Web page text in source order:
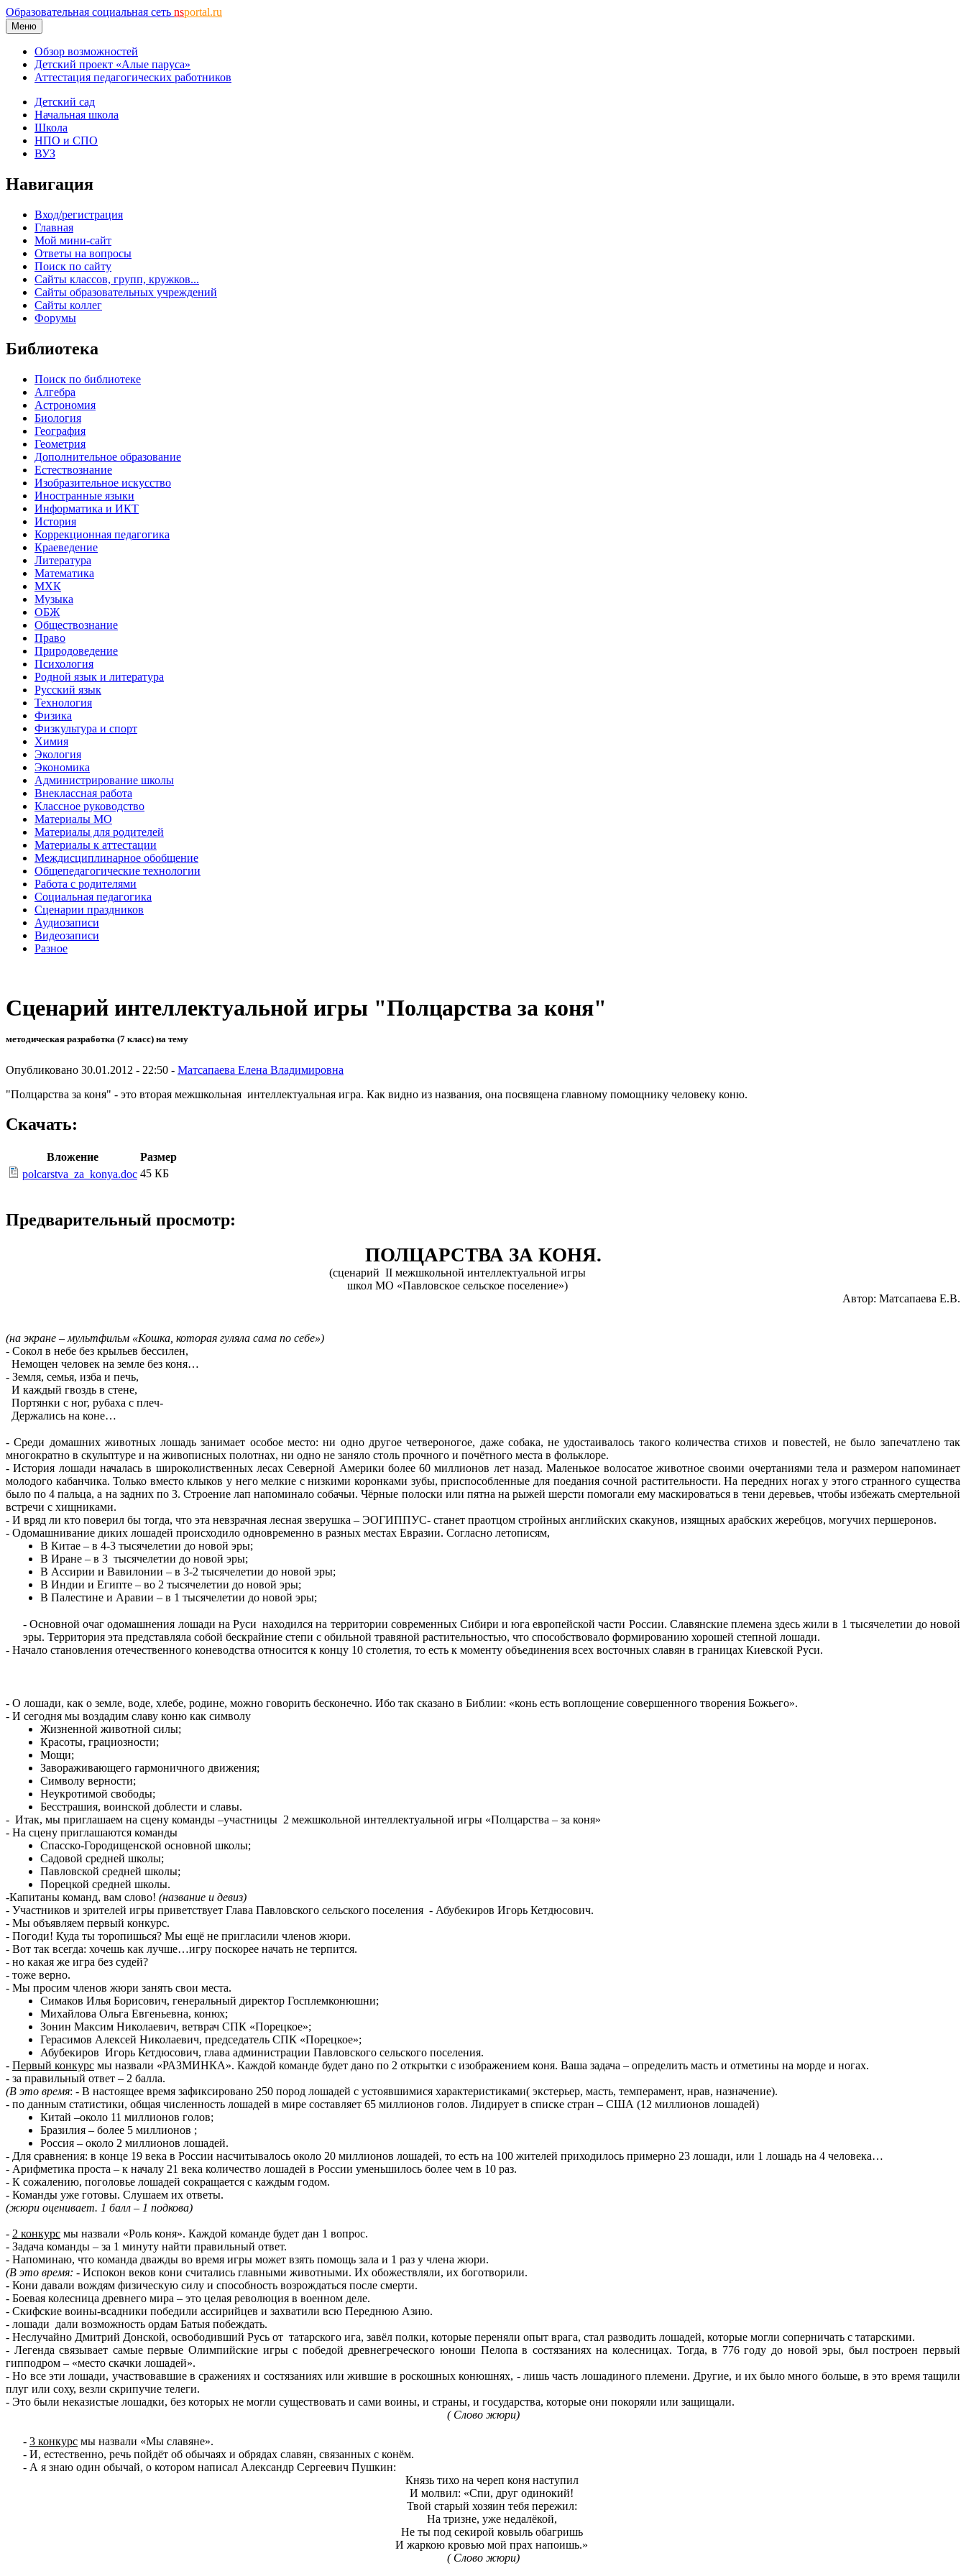
Образовательная социальная сеть nsportal.ru
Меню
Обзор возможностей
Детский проект «Алые паруса»
Аттестация педагогических работников
Детский сад
Начальная школа
Школа
НПО и СПО
ВУЗ
Навигация
Вход/регистрация
Главная
Мой мини-сайт
Ответы на вопросы
Поиск по сайту
Сайты классов, групп, кружков...
Сайты образовательных учреждений
Сайты коллег
Форумы
Библиотека
Поиск по библиотеке
Алгебра
Астрономия
Биология
География
Геометрия
Дополнительное образование
Естествознание
Изобразительное искусство
Иностранные языки
Информатика и ИКТ
История
Коррекционная педагогика
Краеведение
Литература
Математика
МХК
Музыка
ОБЖ
Обществознание
Право
Природоведение
Психология
Родной язык и литература
Русский язык
Технология
Физика
Физкультура и спорт
Химия
Экология
Экономика
Администрирование школы
Внеклассная работа
Классное руководство
Материалы МО
Материалы для родителей
Материалы к аттестации
Междисциплинарное обобщение
Общепедагогические технологии
Работа с родителями
Социальная педагогика
Сценарии праздников
Аудиозаписи
Видеозаписи
Разное
Сценарий интеллектуальной игры "Полцарства за коня"
методическая разработка (7 класс) на тему
Опубликовано 30.01.2012 - 22:50 - Матсапаева Елена Владимировна
"Полцарства за коня" - это вторая межшкольная интеллектуальная игра. Как видно из названия, она посвящена главному помощнику человеку коню.
Скачать:
Вложение
Размер
polcarstva_za_konya.doc 45 КБ
Предварительный просмотр:
ПОЛЦАРСТВА ЗА КОНЯ.
(сценарий II межшкольной интеллектуальной игры
школ МО «Павловское сельское поселение»)
Автор: Матсапаева Е.В.
(на экране – мультфильм «Кошка, которая гуляла сама по себе»)
- Сокол в небе без крыльев бессилен,
Немощен человек на земле без коня…
- Земля, семья, изба и печь,
И каждый гвоздь в стене,
Портянки с ног, рубаха с плеч-
Держались на коне…
- Среди домашних животных лошадь занимает особое место: ни одно другое четвероногое, даже собака, не удостаивалось такого количества стихов и повестей, не было запечатлено так
многократно в скульптуре и на живописных полотнах, ни одно не заняло столь прочного и почётного места в фольклоре.
- История лошади началась в широколиственных лесах Северной Америки более 60 миллионов лет назад. Маленькое волосатое животное своими очертаниями тела и размером напоминает
молодого кабанчика. Только вместо клыков у него мелкие с низкими коронками зубы, приспособленные для поедания сочной растительности. На передних ногах у этого странного существа
было по 4 пальца, а на задних по 3. Строение лап напоминало собачьи. Чёрные полоски или пятна на рыжей шерсти помогали ему маскироваться в тени деревьев, чтобы избежать смертельной
встречи с хищниками.
- И вряд ли кто поверил бы тогда, что эта невзрачная лесная зверушка – ЭОГИППУС- станет праотцом стройных английских скакунов, изящных арабских жеребцов, могучих першеронов.
- Одомашнивание диких лошадей происходило одновременно в разных местах Евразии. Согласно летописям,
В Китае – в 4-3 тысячелетии до новой эры;
В Иране – в 3 тысячелетии до новой эры;
В Ассирии и Вавилонии – в 3-2 тысячелетии до новой эры;
В Индии и Египте – во 2 тысячелетии до новой эры;
В Палестине и Аравии – в 1 тысячелетии до новой эры;
- Основной очаг одомашнения лошади на Руси находился на территории современных Сибири и юга европейской части России. Славянские племена здесь жили в 1 тысячелетии до новой
эры. Территория эта представляла собой бескрайние степи с обильной травяной растительностью, что способствовало формированию хорошей степной лошади.
- Начало становления отечественного коневодства относится к концу 10 столетия, то есть к моменту объединения всех восточных славян в границах Киевской Руси.
- О лошади, как о земле, воде, хлебе, родине, можно говорить бесконечно. Ибо так сказано в Библии: «конь есть воплощение совершенного творения Божьего».
- И сегодня мы воздадим славу коню как символу
Жизненной животной силы;
Красоты, грациозности;
Мощи;
Завораживающего гармоничного движения;
Символу верности;
Неукротимой свободы;
Бесстрашия, воинской доблести и славы.
- Итак, мы приглашаем на сцену команды –участницы 2 межшкольной интеллектуальной игры «Полцарства – за коня»
- На сцену приглашаются команды
Спасско-Городищенской основной школы;
Садовой средней школы;
Павловской средней школы;
Порецкой средней школы.
-Капитаны команд, вам слово! (название и девиз)
- Участников и зрителей игры приветствует Глава Павловского сельского поселения - Абубекиров Игорь Кетдюсович.
- Мы объявляем первый конкурс.
- Погоди! Куда ты торопишься? Мы ещё не пригласили членов жюри.
- Вот так всегда: хочешь как лучше…игру поскорее начать не терпится.
- но какая же игра без судей?
- тоже верно.
- Мы просим членов жюри занять свои места.
Симаков Илья Борисович, генеральный директор Госплемконюшни;
Михайлова Ольга Евгеньевна, конюх;
Зонин Максим Николаевич, ветврач СПК «Порецкое»;
Герасимов Алексей Николаевич, председатель СПК «Порецкое»;
Абубекиров Игорь Кетдюсович, глава администрации Павловского сельского поселения.
- Первый конкурс мы назвали «РАЗМИНКА». Каждой команде будет дано по 2 открытки с изображением коня. Ваша задача – определить масть и отметины на морде и ногах.
- за правильный ответ – 2 балла.
(В это время: - В настоящее время зафиксировано 250 пород лошадей с устоявшимися характеристиками( экстерьер, масть, темперамент, нрав, назначение).
- по данным статистики, общая численность лошадей в мире составляет 65 миллионов голов. Лидирует в списке стран – США (12 миллионов лошадей)
Китай –около 11 миллионов голов;
Бразилия – более 5 миллионов ;
Россия – около 2 миллионов лошадей.
- Для сравнения: в конце 19 века в России насчитывалось около 20 миллионов лошадей, то есть на 100 жителей приходилось примерно 23 лошади, или 1 лошадь на 4 человека…
- Арифметика проста – к началу 21 века количество лошадей в России уменьшилось более чем в 10 раз.
- К сожалению, поголовье лошадей сокращается с каждым годом.
- Команды уже готовы. Слушаем их ответы.
(жюри оценивает. 1 балл – 1 подкова)
- 2 конкурс мы назвали «Роль коня». Каждой команде будет дан 1 вопрос.
- Задача команды – за 1 минуту найти правильный ответ.
- Напоминаю, что команда дважды во время игры может взять помощь зала и 1 раз у члена жюри.
(В это время: - Испокон веков кони считались главными животными. Их обожествляли, их боготворили.
- Кони давали вождям физическую силу и способность возрождаться после смерти.
- Боевая колесница древнего мира – это целая революция в военном деле.
- Скифские воины-всадники победили ассирийцев и захватили всю Переднюю Азию.
- лошади дали возможность ордам Батыя побеждать.
- Неслучайно Дмитрий Донской, освободивший Русь от татарского ига, завёл полки, которые переняли опыт врага, стал разводить лошадей, которые могли соперничать с татарскими.
- Легенда связывает самые первые Олимпийские игры с победой древнегреческого юноши Пелопа в состязаниях на колесницах. Тогда, в 776 году до новой эры, был построен первый
гипподром – «место скачки лошадей».
- Но все эти лошади, участвовавшие в сражениях и состязаниях или жившие в роскошных конюшнях, - лишь часть лошадиного племени. Другие, и их было много больше, в это время тащили
плуг или соху, везли скрипучие телеги.
- Это были неказистые лошадки, без которых не могли существовать и сами воины, и страны, и государства, которые они покоряли или защищали.
( Слово жюри)
- 3 конкурс мы назвали «Мы славяне».
- И, естественно, речь пойдёт об обычаях и обрядах славян, связанных с конём.
- А я знаю один обычай, о котором написал Александр Сергеевич Пушкин:
Князь тихо на череп коня наступил
И молвил: «Спи, друг одинокий!
Твой старый хозяин тебя пережил:
На тризне, уже недалёкой,
Не ты под секирой ковыль обагришь
И жаркою кровью мой прах напоишь.»
( Слово жюри)